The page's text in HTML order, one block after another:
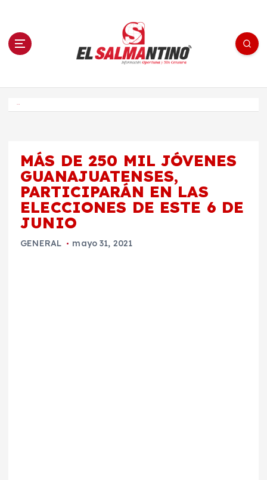
n El Salmantino - medios/noticias/editorial
MÁS DE 250 MIL JÓVENES
GUANAJUATENSES,
PARTICIPARÁN EN LAS
ELECCIONES DE ESTE 6 DE
JUNIO
GENERAL mayo 31, 2021